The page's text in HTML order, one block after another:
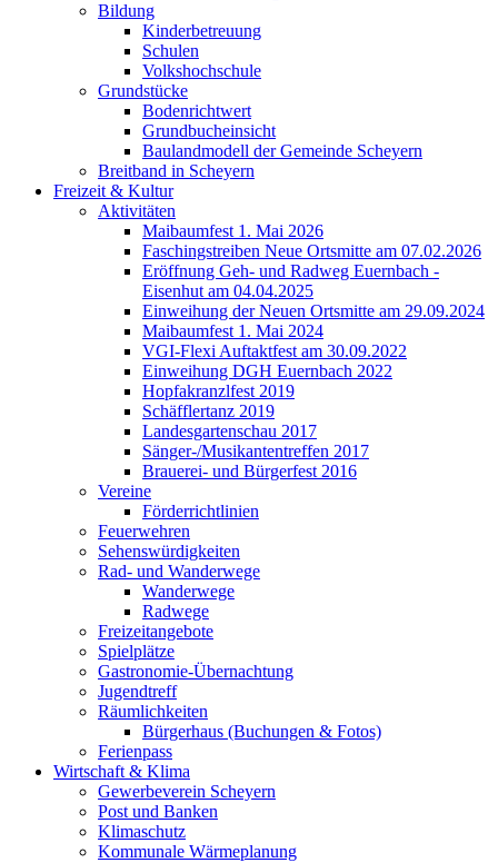
Bildung
Kinderbetreuung
Schulen
Volkshochschule
Grundstücke
Bodenrichtwert
Grundbucheinsicht
Baulandmodell der Gemeinde Scheyern
Breitband in Scheyern
Freizeit & Kultur
Aktivitäten
Maibaumfest 1. Mai 2026
Faschingstreiben Neue Ortsmitte am 07.02.2026
Eröffnung Geh- und Radweg Euernbach -
Eisenhut am 04.04.2025
Einweihung der Neuen Ortsmitte am 29.09.2024
Maibaumfest 1. Mai 2024
VGI-Flexi Auftaktfest am 30.09.2022
Einweihung DGH Euernbach 2022
Hopfakranzlfest 2019
Schäfflertanz 2019
Landesgartenschau 2017
Sänger-/Musikantentreffen 2017
Brauerei- und Bürgerfest 2016
Vereine
Förderrichtlinien
Feuerwehren
Sehenswürdigkeiten
Rad- und Wanderwege
Wanderwege
Radwege
Freizeitangebote
Spielplätze
Gastronomie-Übernachtung
Jugendtreff
Räumlichkeiten
Bürgerhaus (Buchungen & Fotos)
Ferienpass
Wirtschaft & Klima
Gewerbeverein Scheyern
Post und Banken
Klimaschutz
Kommunale Wärmeplanung